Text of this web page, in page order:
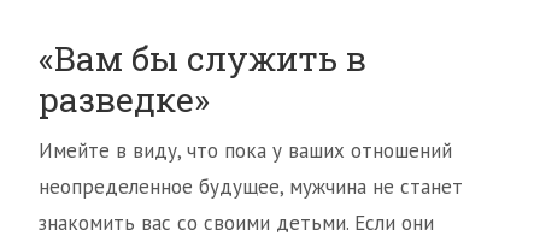
«Вам бы служить в
разведке»
Имейте в виду, что пока у ваших отношений
неопределенное будущее, мужчина не станет
знакомить вас со своими детьми. Если они